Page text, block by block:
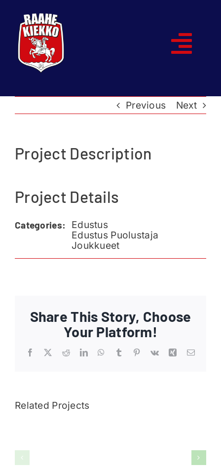
content
Joukkueet
Ottelut
Historia
Ajankohtaista
Previous Next
Project Description
Project Details
Categories:
Edustus
Edustus Puolustaja
Joukkueet
Share This Story, Choose
Your Platform!
Facebook RedditLinkedInWhatsApp
Tumblr Pinterest
Vk XingEmail
Related Projects